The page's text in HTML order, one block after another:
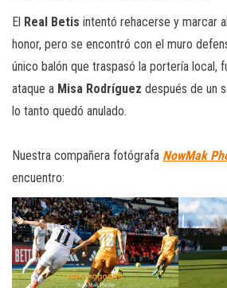
El Real Betis intentó rehacerse y marcar
honor, pero se encontró con el muro
único balón que traspasó la portería local,
ataque a Misa Rodríguez después de un
lo tanto quedó anulado.
Nuestra compañera fotógrafa NowMak
encuentro: